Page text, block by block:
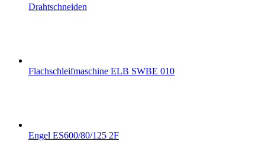
Drahtschneiden
Flachschleifmaschine ELB SWBE 010
Engel ES600/80/125 2F